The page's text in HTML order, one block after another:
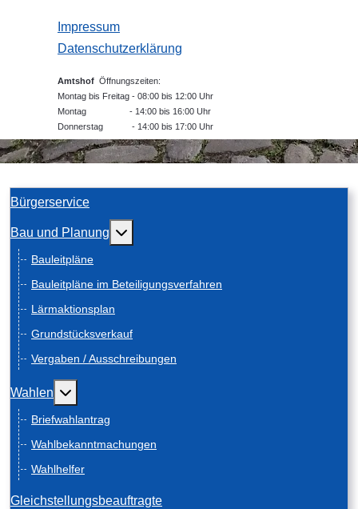
Impressum
Datenschutzerklärung
Amtshof Öffnungszeiten:
Montag bis Freitag - 08:00 bis 12:00 Uhr
Montag - 14:00 bis 16:00 Uhr
Donnerstag - 14:00 bis 17:00 Uhr
Bürgerservice
Bau und Planung Weitere Informationen: Bau und Planung
Bauleitpläne
Bauleitpläne im Beteiligungsverfahren
Lärmaktionsplan
Grundstücksverkauf
Vergaben / Ausschreibungen
Wahlen Weitere Informationen: Wahlen
Briefwahlantrag
Wahlbekanntmachungen
Wahlhelfer
Gleichstellungsbeauftragte